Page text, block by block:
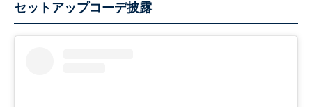
セットアップコーデ披露